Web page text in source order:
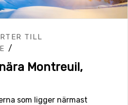
TILL
/
Montreuil,
som ligger närmast